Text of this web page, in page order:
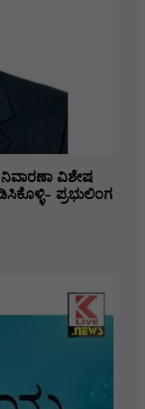
ನಿವಾರಣಾ ವಿಶೇಷ
ಪ್ರಭುಲಿಂಗ